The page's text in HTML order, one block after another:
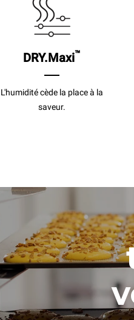
DRY.Maxi™
L'humidité cède la place à la
saveur.